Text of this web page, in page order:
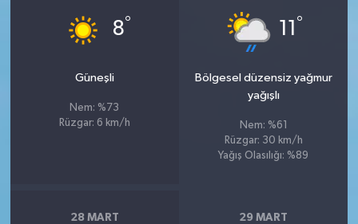
8°
Güneşli
Nem: %73
Rüzgar: 6 km/h
11 °
Bölgesel düzensiz yağmur
yağışlı
Nem: %61
Rüzgar: 30 km/h
Yağış Olasılığı: %89
28 MART 29 MART